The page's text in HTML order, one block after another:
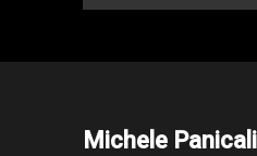
Michele Panicali